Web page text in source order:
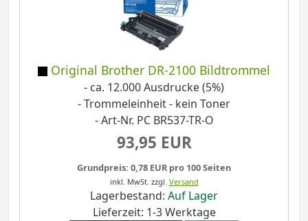
Original Brother DR-2100 Bildtrommel
- ca. 12.000 Ausdrucke (5%)
- Trommeleinheit - kein Toner
- Art-Nr. PC BR537-TR-O
93,95 EUR
Grundpreis: 0,78 EUR pro 100 Seiten
inkl. MwSt. zzgl. Versand
Lagerbestand: Auf Lager
Lieferzeit: 1-3 Werktage